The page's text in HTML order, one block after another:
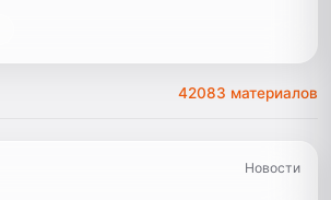
42083 материалов
Новости